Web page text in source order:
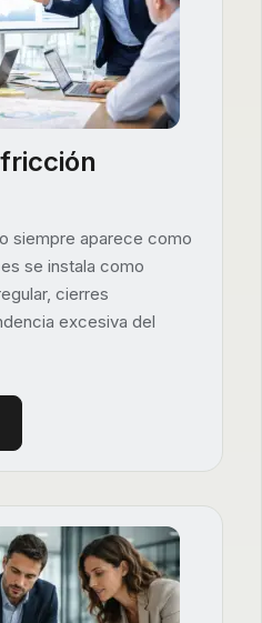
siempre aparece como
se instala como
cierres
excesiva del